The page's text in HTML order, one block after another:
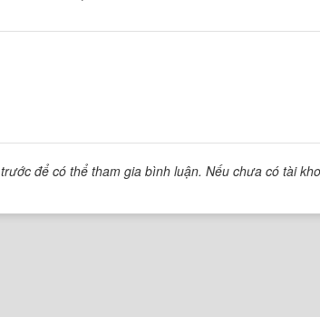
trước để có thể tham gia bình luận. Nếu chưa có tài